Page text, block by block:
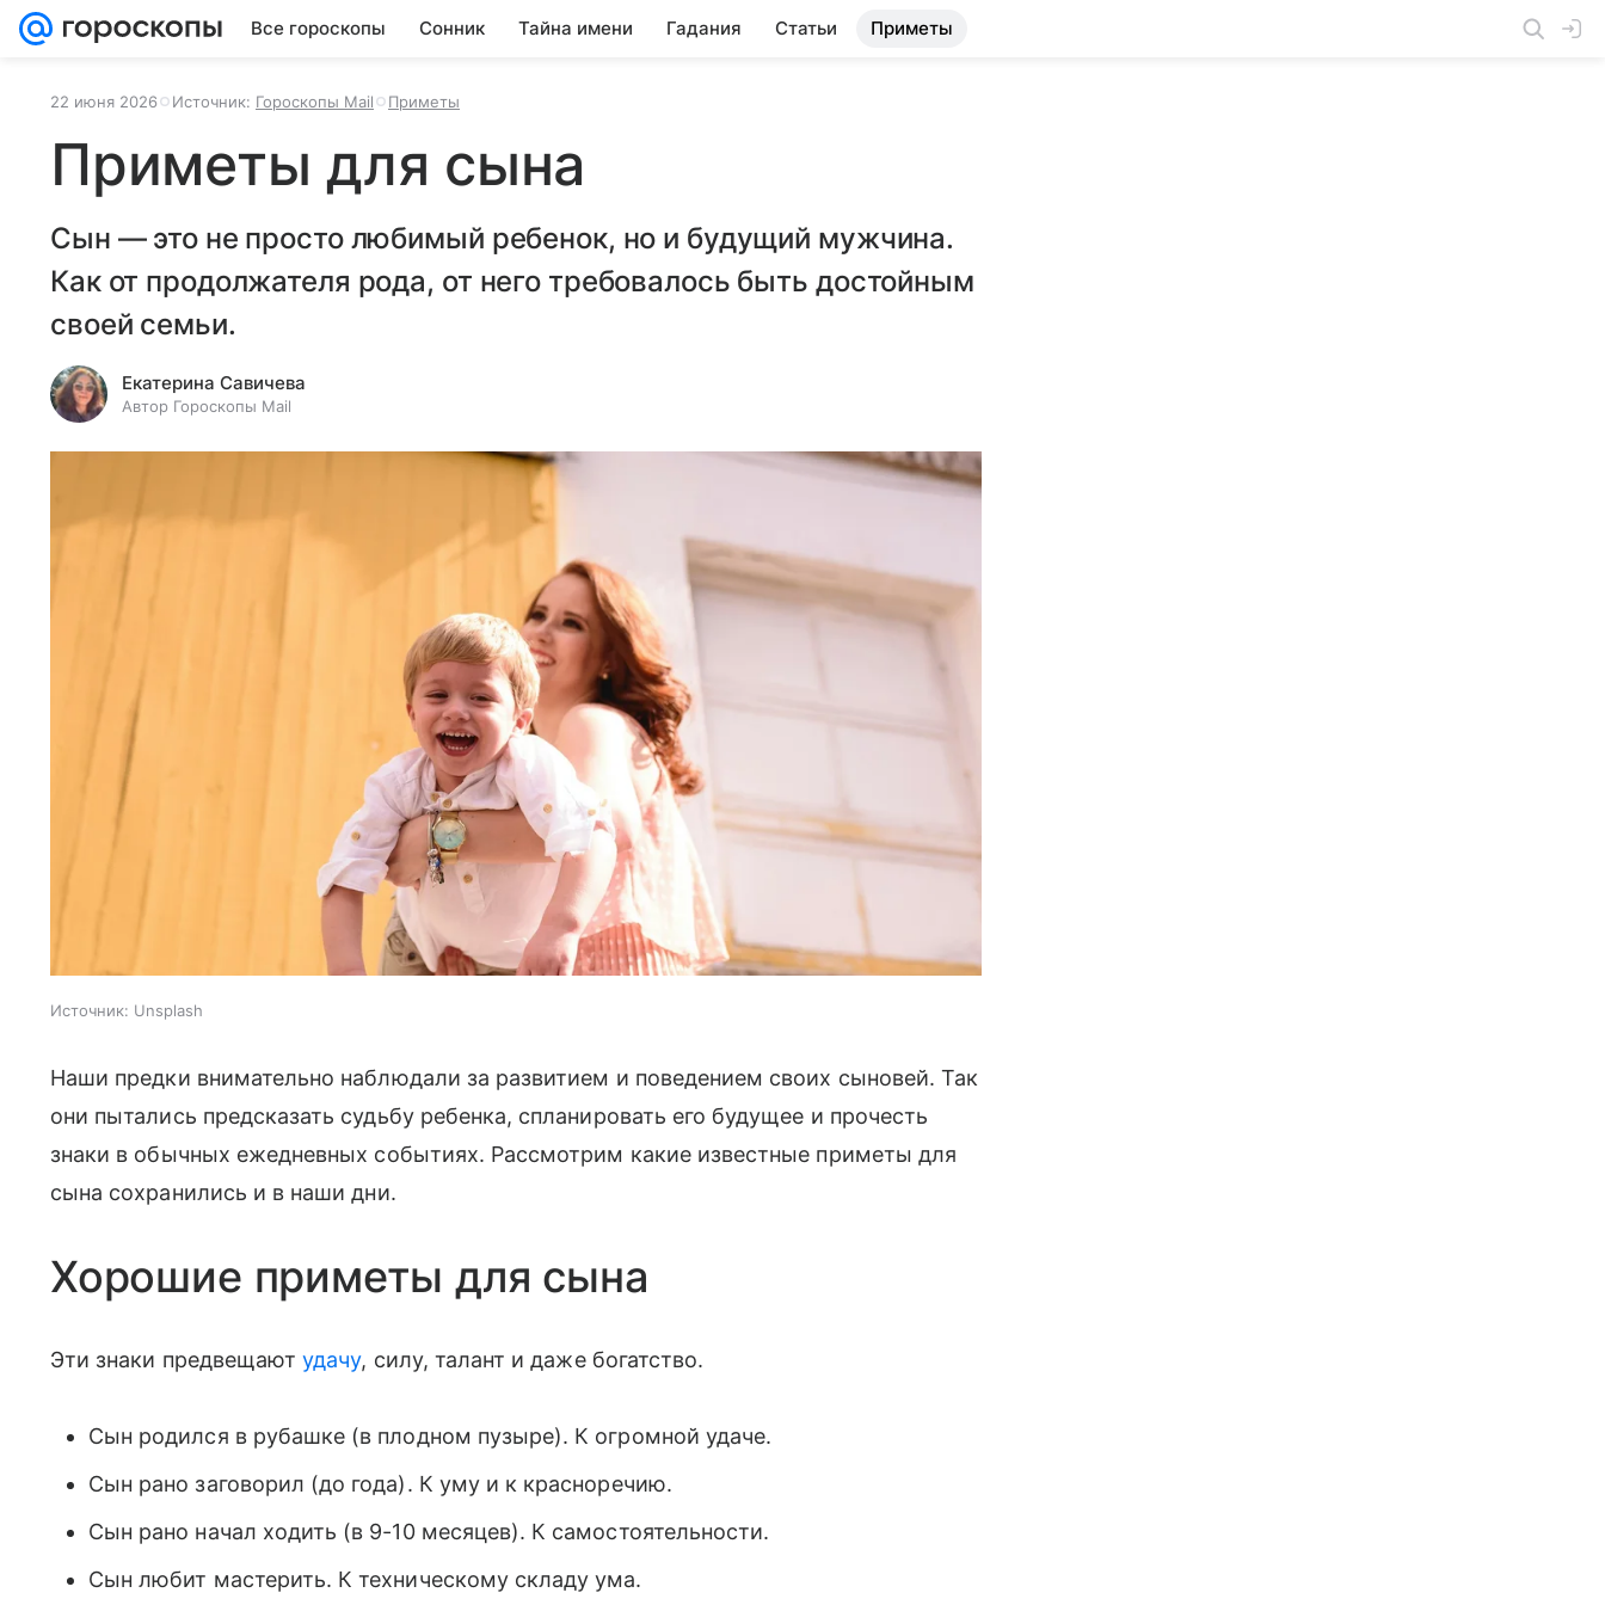
Все гороскопы Сонник Тайна имени Гадания Статьи Приметы
22 июня 2026 Источник: Гороскопы Mail Приметы
Приметы для сына
Сын — это не просто любимый ребенок, но и будущий мужчина.
Как от продолжателя рода, от него требовалось быть достойным
своей семьи.
Екатерина Савичева
Автор Гороскопы Mail
Источник: Unsplash
Наши предки внимательно наблюдали за развитием и поведением своих сыновей. Так
они пытались предсказать судьбу ребенка, спланировать его будущее и прочесть
знаки в обычных ежедневных событиях. Рассмотрим какие известные приметы для
сына сохранились и в наши дни.
Хорошие приметы для сына
Эти знаки предвещаютудачу, силу, талант и даже богатство.
Сын родился в рубашке (в плодном пузыре). К огромной удаче.
Сын рано заговорил (до года). К уму и к красноречию.
Сын рано начал ходить (в 9-10 месяцев). К самостоятельности.
Сын любит мастерить. К техническому складу ума.